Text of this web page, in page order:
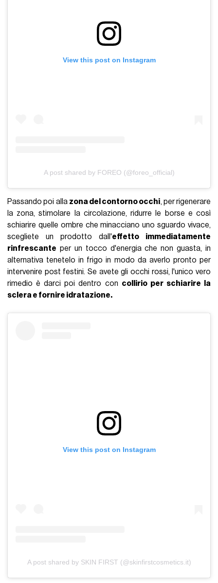
View this post on Instagram
A post shared by FOREO (@foreo_official)
Passando poi alla zona del contorno occhi, per rigenerare
la zona, stimolare la circolazione, ridurre le borse e così
schiarire quelle ombre che minacciano uno sguardo vivace,
scegliete un prodotto dall'effetto immediatamente
rinfrescante per un tocco d'energia che non guasta, in
alternativa tenetelo in frigo in modo da averlo pronto per
intervenire post festini. Se avete gli occhi rossi, l'unico vero
rimedio è darci poi dentro con collirio per schiarire la
sclera e fornire idratazione.
View this post on Instagram
A post shared by SKIN FIRST (@skinfirstcosmetics.it)